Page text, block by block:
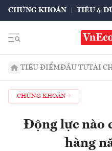
CHỨNG KHOÁN TIÊU &
TIÊU ĐIỂMĐẦU TƯTÀI
CHỨNG KHOÁN
Động lực nào
hàng